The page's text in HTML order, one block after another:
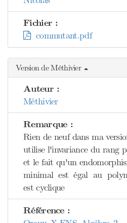
Fichier :
commutant.pdf
Version de Méthivier
Auteur :
Méthivier
Remarque :
Rien de neuf dans ma
utilise l'invariance du rang
et le fait qu'un
minimal est égal au
est cyclique
Référence :